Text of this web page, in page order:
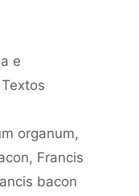
e
Textos
organum,
, Francis
bacon